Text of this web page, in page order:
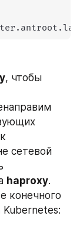
, чтобы
сетевой
haproxy.
конечного
Kubernetes: